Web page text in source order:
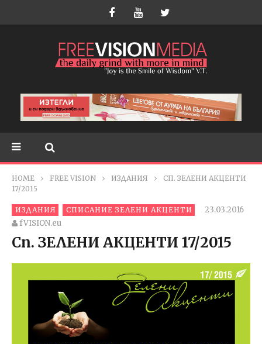
HOME FREE VISION ИЗДАНИЯ
СП. ЗЕЛЕНИ АКЦЕНТИ
17/2015
ИЗДАНИЯ СПИСАНИЕ ЗЕЛЕНИ АКЦЕНТИ
23.03.2016
fVISION.eu
Сп. ЗЕЛЕНИ АКЦЕНТИ 17/2015